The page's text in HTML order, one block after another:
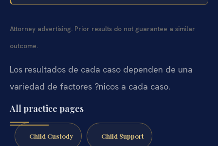
Attorney advertising. Prior results do not guarantee a similar
outcome.
Los resultados de cada caso dependen de una
variedad de factores ?nicos a cada caso.
All practice pages
Child Custody Child Support